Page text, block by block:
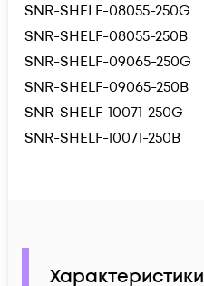
SNR-SHELF-08055-250G
SNR-SHELF-08055-250B
SNR-SHELF-09065-250G
SNR-SHELF-09065-250B
SNR-SHELF-10071-250G
SNR-SHELF-10071-250B
Характеристики